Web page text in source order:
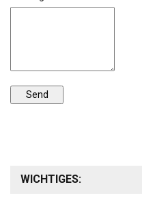
WICHTIGES: